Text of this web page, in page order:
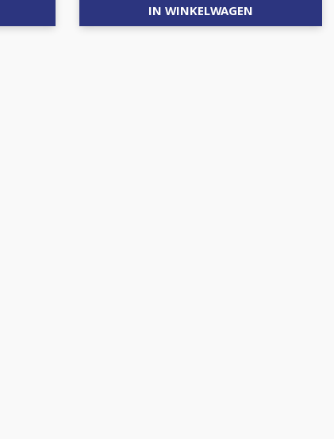
IN WINKELWAGEN